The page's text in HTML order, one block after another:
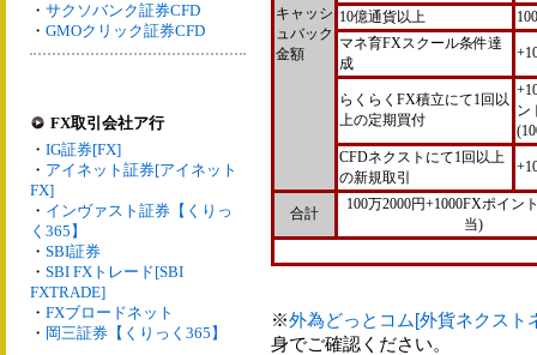
・ サクソバンク証券CFD
・ GMOクリック証券CFD
FX取引会社ア行
・ IG証券[FX]
・ アイネット証券[アイネット
FX]
・ インヴァスト証券【くりっ
く365】
・ SBI証券
・ SBI FXトレード[SBI
FXTRADE]
・ FXブロードネット
・ 岡三証券【くりっく365】
キャッシ
ュバック
金額
10億通貨以上
マネ育FXスクール条件達
成
らくらくFX積立にて1回以
上の定期買付
ン
CFDネクストにて1回以上
の新規取引
合計
100万2000円+1000FXポイン
当)
※外為どっとコム[外貨ネクスト
身でご確認ください。